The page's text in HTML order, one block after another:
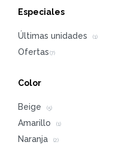
Especiales
Últimas unidades (1)
Color
Beige (5)
Amarillo (1)
Naranja (2)